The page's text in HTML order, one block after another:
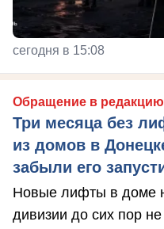
сегодня в 15:08
Обращение в редакцию
Три месяца без
из домов в
забыли его
Новые лифты в доме
дивизии до сих пор не